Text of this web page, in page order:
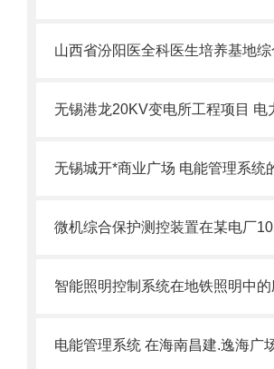
智能照明控制系统在地铁照明中的